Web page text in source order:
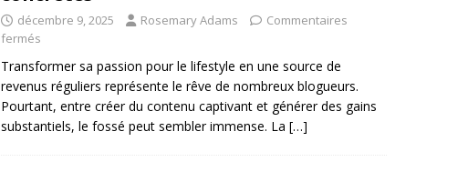
décembre 9, 2025 Rosemary Adams
Commentaires
fermés
Transformer sa passion pour le lifestyle en une source de
revenus réguliers représente le rêve de nombreux blogueurs.
Pourtant, entre créer du contenu captivant et générer des gains
substantiels, le fossé peut sembler immense. La […]